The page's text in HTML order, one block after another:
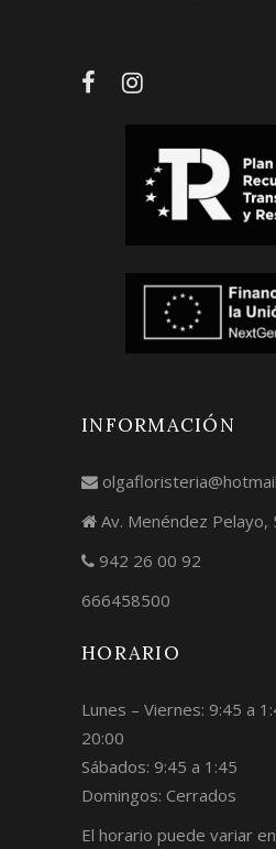
INFORMACIÓN
Av. Menéndez Pelayo,
942 26 00 92
666458500
HORARIO
Lunes – Viernes: 9:45 a
20:00
Sábados: 9:45 a 1:45
Domingos: Cerrados
El horario puede variar